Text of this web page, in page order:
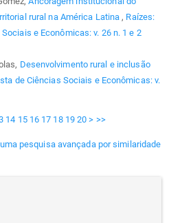
rural na América Latina , Raízes:
e Econômicas: v. 26 n. 1 e 2
Desenvolvimento rural e inclusão
de Ciências Sociais e Econômicas: v.
14 15 16 17 18 19 20 > >>
pesquisa avançada por similaridade